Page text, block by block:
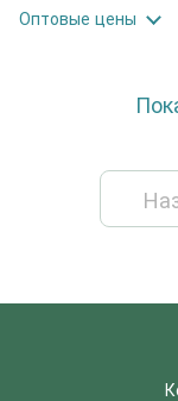
Оптовые цены